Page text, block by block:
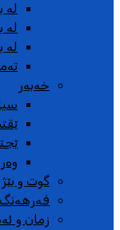
لە
لە
لە
خەبەر
گوت و بێژ
فەرهەنگ
زمان و